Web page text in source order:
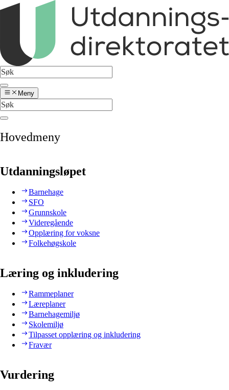
Meny
Hovedmeny
Utdanningsløpet
Barnehage
SFO
Grunnskole
Videregående
Opplæring for voksne
Folkehøgskole
Læring og inkludering
Rammeplaner
Læreplaner
Barnehagemiljø
Skolemiljø
Tilpasset opplæring og inkludering
Fravær
Vurdering